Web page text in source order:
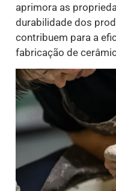
aprimora as
durabilidade dos
contribuem para a
fabricação de